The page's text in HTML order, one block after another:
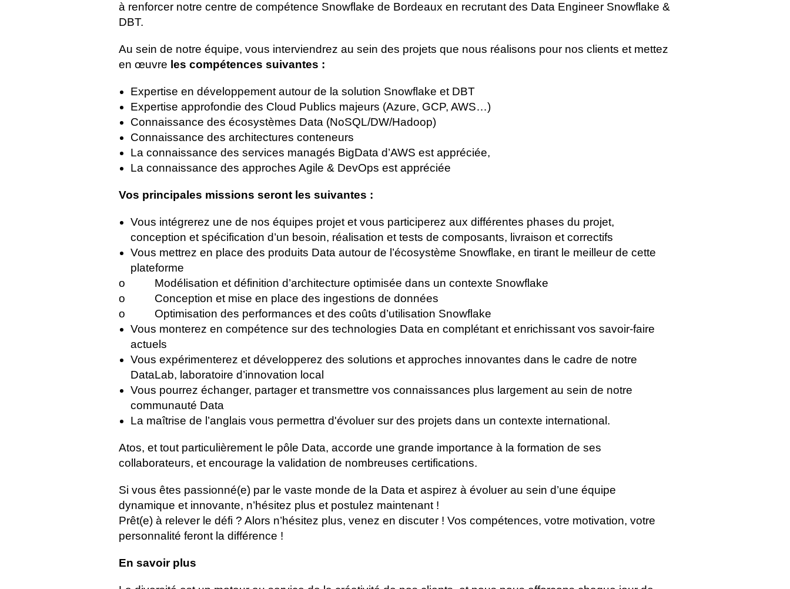
à renforcer notre centre de compétence Snowflake de Bordeaux en recrutant des Data Engineer Snowflake &
DBT.
Au sein de notre équipe, vous interviendrez au sein des projets que nous réalisons pour nos clients et mettez
en œuvre les compétences suivantes :
Expertise en développement autour de la solution Snowflake et DBT
Expertise approfondie des Cloud Publics majeurs (Azure, GCP, AWS…)
Connaissance des écosystèmes Data (NoSQL/DW/Hadoop)
Connaissance des architectures conteneurs
La connaissance des services managés BigData d’AWS est appréciée,
La connaissance des approches Agile & DevOps est appréciée
Vos principales missions seront les suivantes :
Vous intégrerez une de nos équipes projet et vous participerez aux différentes phases du projet,
conception et spécification d’un besoin, réalisation et tests de composants, livraison et correctifs
Vous mettrez en place des produits Data autour de l’écosystème Snowflake, en tirant le meilleur de cette
plateforme
o Modélisation et définition d’architecture optimisée dans un contexte Snowflake
o Conception et mise en place des ingestions de données
o Optimisation des performances et des coûts d’utilisation Snowflake
Vous monterez en compétence sur des technologies Data en complétant et enrichissant vos savoir-faire
actuels
Vous expérimenterez et développerez des solutions et approches innovantes dans le cadre de notre
DataLab, laboratoire d’innovation local
Vous pourrez échanger, partager et transmettre vos connaissances plus largement au sein de notre
communauté Data
La maîtrise de l’anglais vous permettra d'évoluer sur des projets dans un contexte international.
Atos, et tout particulièrement le pôle Data, accorde une grande importance à la formation de ses
collaborateurs, et encourage la validation de nombreuses certifications.
Si vous êtes passionné(e) par le vaste monde de la Data et aspirez à évoluer au sein d’une équipe
dynamique et innovante, n’hésitez plus et postulez maintenant !
Prêt(e) à relever le défi ? Alors n’hésitez plus, venez en discuter ! Vos compétences, votre motivation, votre
personnalité feront la différence !
En savoir plus